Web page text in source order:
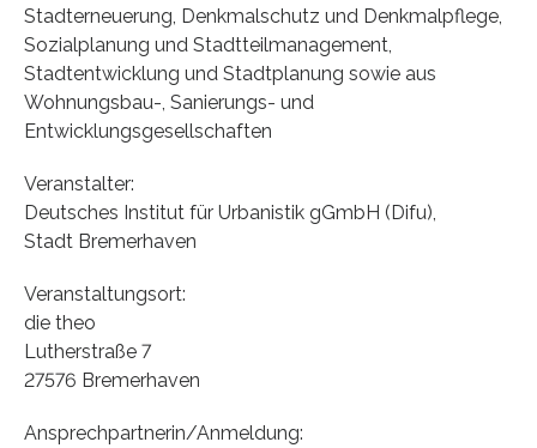
Stadterneuerung, Denkmalschutz und Denkmalpflege,
Sozialplanung und Stadtteilmanagement,
Stadtentwicklung und Stadtplanung sowie aus
Wohnungsbau-, Sanierungs- und
Entwicklungsgesellschaften
Veranstalter:
Deutsches Institut für Urbanistik gGmbH (Difu),
Stadt Bremerhaven
Veranstaltungsort:
die theo
Lutherstraße 7
27576 Bremerhaven
Ansprechpartnerin/Anmeldung: